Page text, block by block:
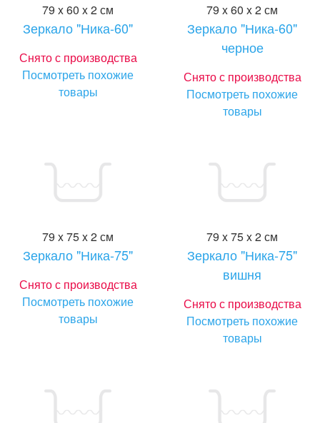
79 x 60 x 2 см
Зеркало "Ника-60"
Снято с производства
Посмотреть похожие
товары
79 x 60 x 2 см
Зеркало "Ника-60"
черное
Снято с производства
Посмотреть похожие
товары
79 x 75 x 2 см
Зеркало "Ника-75"
Снято с производства
Посмотреть похожие
товары
79 x 75 x 2 см
Зеркало "Ника-75"
вишня
Снято с производства
Посмотреть похожие
товары